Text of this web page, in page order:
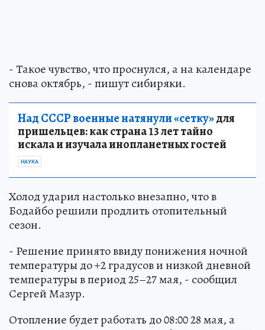
- Такое чувство, что проснулся, а на календаре
снова октябрь, - пишут сибиряки.
Над СССР военные натянули «сетку»для
пришельцев: как страна 13 лет тайно
искала и изучала инопланетных гостей
НАУКА
Холод ударил настолько внезапно, что в
Бодайбо решили продлить отопительный
сезон.
- Решение принято ввиду понижения ночной
температуры до +2 градусов и низкой дневной
температуры в период 25–27 мая, - сообщил
Сергей Мазур.
Отопление будет работать до 08:00 28 мая, а